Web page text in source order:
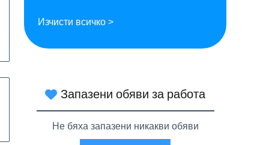
Изчисти всичко >
Запазени обяви за работа
Не бяха запазени никакви обяви